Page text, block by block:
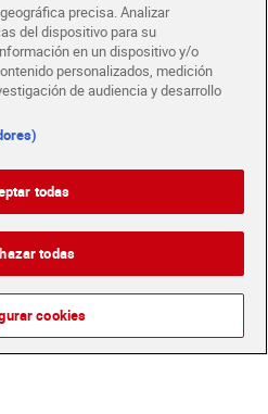
online
que mejor te venga.
Uber Eats
exclusivas.
precisa. Analizar
del dispositivo para su
en un dispositivo y/o
personalizados, medición
de audiencia y desarrollo
todas
todas
cookies